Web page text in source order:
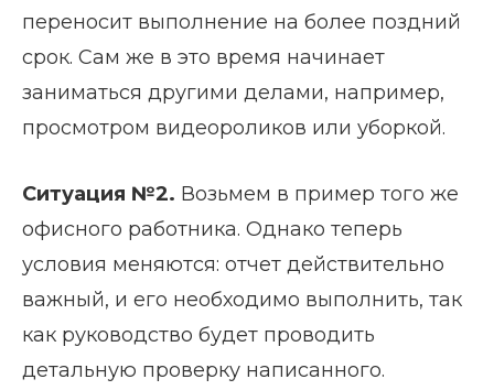
переносит выполнение на более поздний
срок. Сам же в это время начинает
заниматься другими делами, например,
просмотром видеороликов или уборкой.
Ситуация №2. Возьмем в пример того же
офисного работника. Однако теперь
условия меняются: отчет действительно
важный, и его необходимо выполнить, так
как руководство будет проводить
детальную проверку написанного.